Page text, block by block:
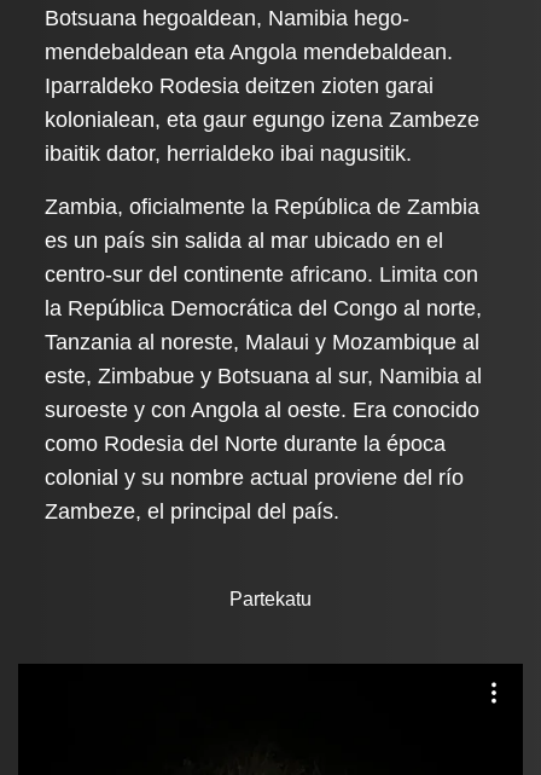
Botsuana hegoaldean, Namibia hego-
mendebaldean eta Angola mendebaldean.
Iparraldeko Rodesia deitzen zioten garai
kolonialean, eta gaur egungo izena Zambeze
ibaitik dator, herrialdeko ibai nagusitik.
Zambia, oficialmente la República de Zambia
es un país sin salida al mar ubicado en el
centro-sur del continente africano. Limita con
la República Democrática del Congo al norte,
Tanzania al noreste, Malaui y Mozambique al
este, Zimbabue y Botsuana al sur, Namibia al
suroeste y con Angola al oeste. Era conocido
como Rodesia del Norte durante la época
colonial y su nombre actual proviene del río
Zambeze, el principal del país.
Partekatu